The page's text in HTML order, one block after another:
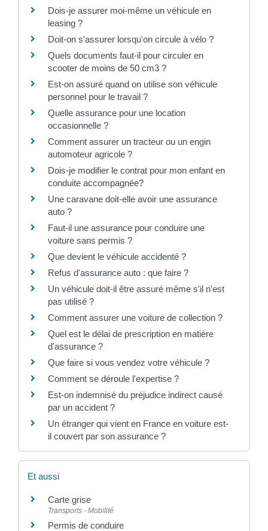
Dois-je assurer moi-même un véhicule en
leasing ?
Doit-on s'assurer lorsqu'on circule à vélo ?
Quels documents faut-il pour circuler en
scooter de moins de 50 cm3 ?
Est-on assuré quand on utilise son véhicule
personnel pour le travail ?
Quelle assurance pour une location
occasionnelle ?
Comment assurer un tracteur ou un engin
automoteur agricole ?
Dois-je modifier le contrat pour mon enfant en
conduite accompagnée?
Une caravane doit-elle avoir une assurance
auto ?
Faut-il une assurance pour conduire une
voiture sans permis ?
Que devient le véhicule accidenté ?
Refus d'assurance auto : que faire ?
Un véhicule doit-il être assuré même s'il n'est
pas utilisé ?
Comment assurer une voiture de collection ?
Quel est le délai de prescription en matière
d'assurance ?
Que faire si vous vendez votre véhicule ?
Comment se déroule l'expertise ?
Est-on indemnisé du préjudice indirect causé
par un accident ?
Un étranger qui vient en France en voiture est-
il couvert par son assurance ?
Et aussi
Carte grise
Transports - Mobilité
Permis de conduire